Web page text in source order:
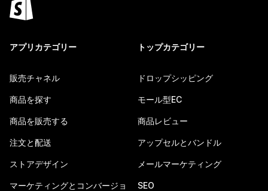
アプリカテゴリー
販売チャネル
商品を探す
商品を販売する
注文と配送
ストアデザイン
マーケティングとコンバージョ
トップカテゴリー
ドロップシッピング
モール型EC
商品レビュー
アップセルとバンドル
メールマーケティング
SEO